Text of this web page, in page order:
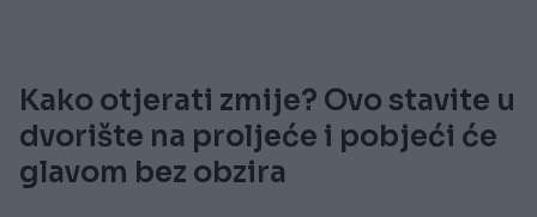
Kako otjerati zmije? Ovo stavite u
dvorište na proljeće i pobjeći će
glavom bez obzira